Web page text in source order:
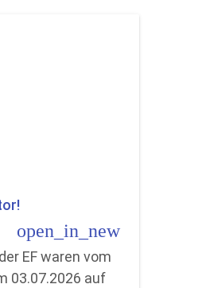
open_in_new
EF waren vom
03.07.2026 auf